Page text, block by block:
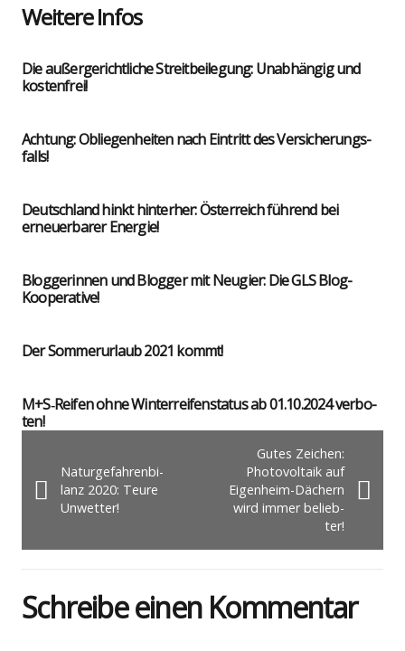
Wei­te­re Infos
Die außer­ge­richt­li­che Streit­bei­le­gung: Unab­hän­gig und
kos­ten­frei!
Ach­tung: Oblie­gen­hei­ten nach Ein­tritt des Ver­si­che­rungs­
falls!
Deutsch­land hinkt hin­ter­her: Öster­reich füh­rend bei
erneu­er­ba­rer Ener­gie!
Blog­ge­rin­nen und Blog­ger mit Neu­gier: Die GLS Blog-
Koope­ra­ti­ve!
Der Som­mer­ur­laub 2021 kommt!
M+S‑Reifen ohne Win­ter­rei­fen­sta­tus ab 01.10.2024 ver­bo­
ten!
Natur­ge­fah­ren­bi­
lanz 2020: Teu­re
Unwet­ter!
Gutes Zei­chen:
Pho­to­vol­ta­ik auf
Eigen­heim-Dächern
wird immer belieb­
ter!
Schreibe einen Kommentar